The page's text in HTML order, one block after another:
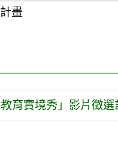
畫
育實境秀」影片徵選